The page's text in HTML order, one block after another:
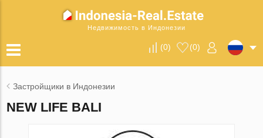
Недвижимость в Индонезии
(0) (0)
Застройщики в Индонезии
NEW LIFE BALI